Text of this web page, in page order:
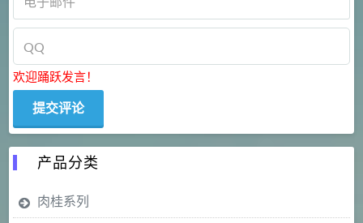
欢迎踊跃发言！
产品分类
肉桂系列